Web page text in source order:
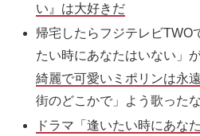
い 』は大好きだ
帰宅したらフジテレビTWO
たい時にあなたはいない 」
綺麗で可愛いミポリンは永
街のどこかで」よう歌った
ドラマ「逢いたい時にあなた